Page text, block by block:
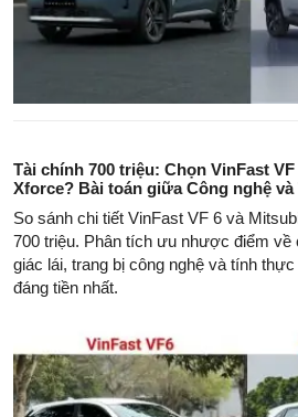
Tài chính 700 triệu: Chọn VinFast
Xforce? Bài toán giữa Công nghệ
So sánh chi tiết VinFast VF 6 và
700 triệu. Phân tích ưu nhược điểm về
giác lái, trang bị công nghệ và tính
đáng tiền nhất.